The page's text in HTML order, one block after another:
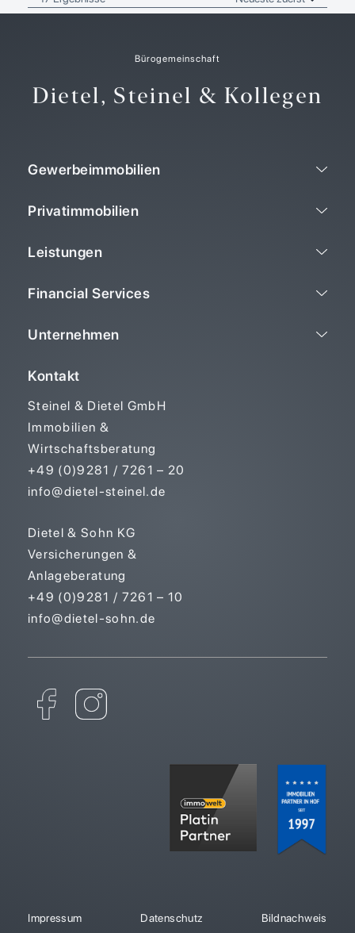
Bürogemeinschaft
Dietel, Steinel & Kollegen
Gewerbeimmobilien
Privatimmobilien
Leistungen
Financial Services
Unternehmen
Kontakt
Steinel & Dietel GmbH
Immobilien &
Wirtschaftsberatung
+49 (0)9281 / 7261 – 20
info@dietel-steinel.de
Dietel & Sohn KG
Versicherungen &
Anlageberatung
+49 (0)9281 / 7261 – 10
info@dietel-sohn.de
Impressum Datenschutz Bildnachweis